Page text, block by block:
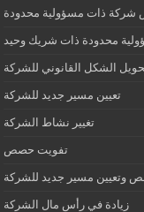
شركة ذات مسؤولية محدودة
محدودة ذات شريك وحيد
الشكل القانوني للشركة
تعيين مسير جديد للشركة
تغيير نشاط الشركة
تفويت حصص
وتعيين مسير جديد للشركة
زيادة في رأس مال الشركة